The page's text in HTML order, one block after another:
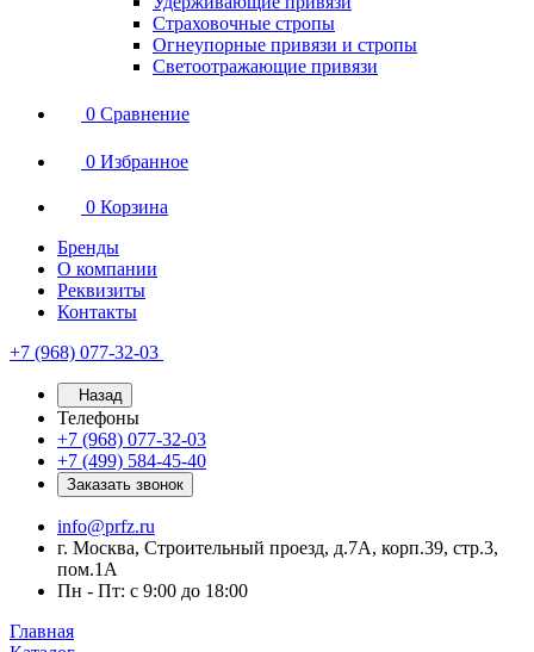
Страховочные стропы
Огнеупорные привязи и стропы
Светоотражающие привязи
0 Сравнение
0 Избранное
0 Корзина
Бренды
О компании
Реквизиты
Контакты
+7 (968) 077-32-03
Назад
Телефоны
+7 (968) 077-32-03
+7 (499) 584-45-40
Заказать звонок
info@prfz.ru
г. Москва, Строительный проезд, д.7А, корп.39, стр.3,
пом.1А
Пн - Пт: с 9:00 до 18:00
Главная